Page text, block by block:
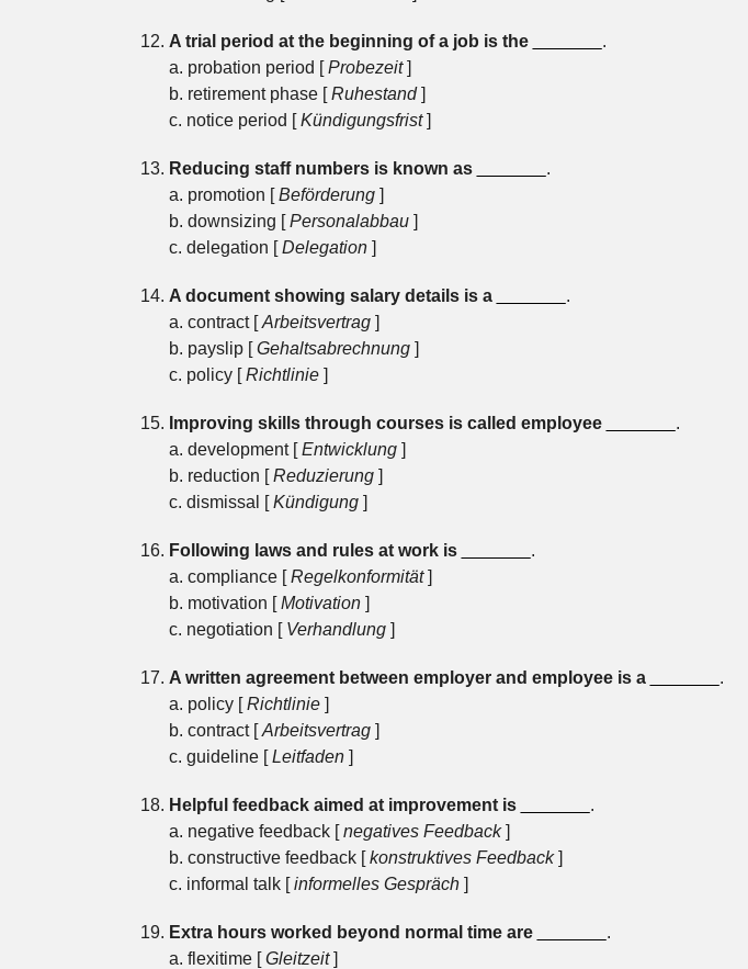
A trial period at the beginning of a job is the
.
a. probation period [Probezeit]
b. retirement phase [Ruhestand]
c. notice period [Kündigungsfrist]
Reducing staff numbers is known as
.
a. promotion [Beförderung]
b. downsizing [Personalabbau]
c. delegation [Delegation]
A document showing salary details is a
.
a. contract [Arbeitsvertrag]
b. payslip [Gehaltsabrechnung]
c. policy [Richtlinie]
Improving skills through courses is called employee
.
a. development [Entwicklung]
b. reduction [Reduzierung]
c. dismissal [Kündigung]
Following laws and rules at work is
.
a. compliance [Regelkonformität]
b. motivation [Motivation]
c. negotiation [ Verhandlung]
A written agreement between employer and employee is a
.
a. policy [Richtlinie]
b. contract [Arbeitsvertrag]
c. guideline [Leitfaden]
Helpful feedback aimed at improvement is
.
a. negative feedback [negatives Feedback]
b. constructive feedback [konstruktives Feedback]
c. informal talk [informelles Gespräch]
Extra hours worked beyond normal time are
.
a. flexitime [Gleitzeit]